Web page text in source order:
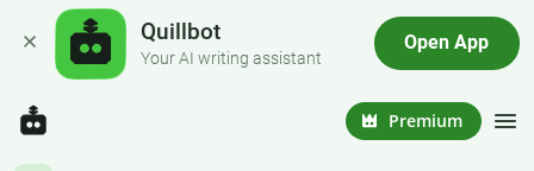
Quillbot
Your AI writing assistant
Open App
Premium